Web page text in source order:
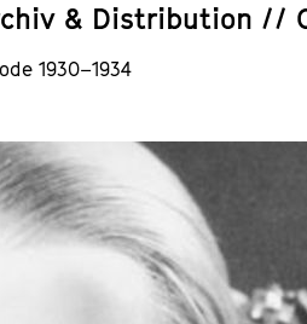
& Distribution
1930–1934